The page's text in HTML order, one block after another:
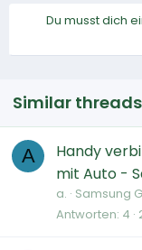
Du musst dich
Similar threads
A
Handy
mit Auto -
a. Samsung
Antworten 4